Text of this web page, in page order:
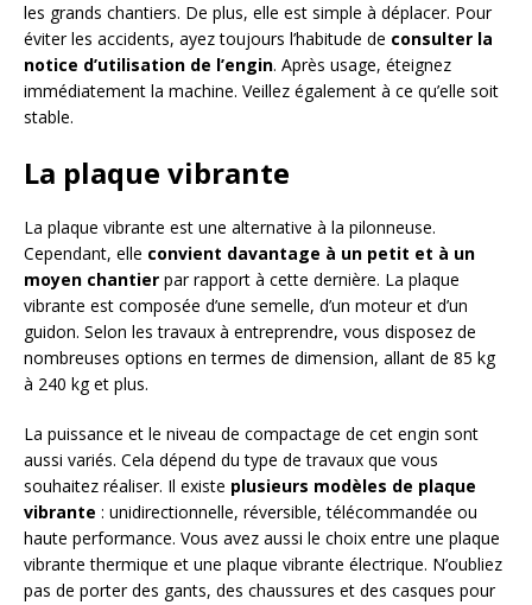
les grands chantiers. De plus, elle est simple à déplacer. Pour
éviter les accidents, ayez toujours l’habitude de consulter la
notice d’utilisation de l’engin. Après usage, éteignez
immédiatement la machine. Veillez également à ce qu’elle soit
stable.
La plaque vibrante
La plaque vibrante est une alternative à la pilonneuse.
Cependant, elle convient davantage à un petit et à un
moyen chantier par rapport à cette dernière. La plaque
vibrante est composée d’une semelle, d’un moteur et d’un
guidon. Selon les travaux à entreprendre, vous disposez de
nombreuses options en termes de dimension, allant de 85 kg
à 240 kg et plus.
La puissance et le niveau de compactage de cet engin sont
aussi variés. Cela dépend du type de travaux que vous
souhaitez réaliser. Il existe plusieurs modèles de plaque
vibrante : unidirectionnelle, réversible, télécommandée ou
haute performance. Vous avez aussi le choix entre une plaque
vibrante thermique et une plaque vibrante électrique. N’oubliez
pas de porter des gants, des chaussures et des casques pour